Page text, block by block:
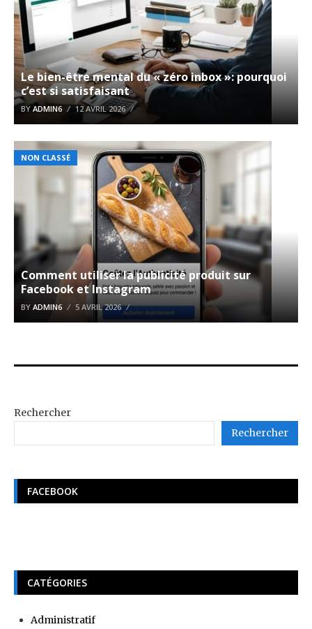
Le bien-être mental du « zéro inbox »: pourquoi
c’est si satisfaisant
BY ADMIN6 12 AVRIL 2026
NON CLASSÉ
Comment utiliser la publicité produit sur
Facebook et Instagram
BY ADMIN6 5 AVRIL 2026
Rechercher
Rechercher
FACEBOOK
CATÉGORIES
Administratif